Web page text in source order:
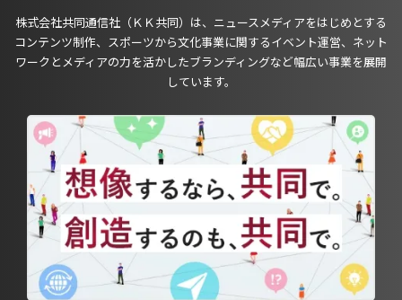
株式会社共同通信社（ＫＫ共同）は、ニュースメディアをはじめとする
コンテンツ制作、スポーツから文化事業に関するイベント運営、ネット
ワークとメディアの力を活かしたブランディングなど幅広い事業を展開
しています。